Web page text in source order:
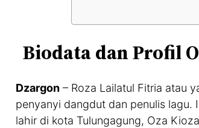
Biodata dan Profil
Dzargon – Roza Lailatul Fitria atau
penyanyi dangdut dan penulis lagu.
lahir di kota Tulungagung, Oza